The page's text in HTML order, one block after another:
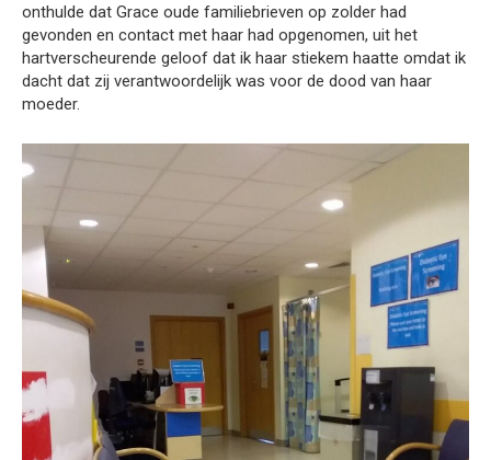
onthulde dat Grace oude familiebrieven op zolder had
gevonden en contact met haar had opgenomen, uit het
hartverscheurende geloof dat ik haar stiekem haatte omdat ik
dacht dat zij verantwoordelijk was voor de dood van haar
moeder.